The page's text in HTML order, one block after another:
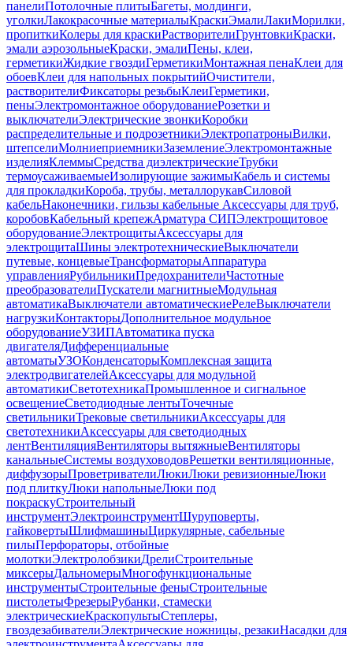
панелиПотолочные плитыБагеты, молдинги,
уголкиЛакокрасочные материалыКраскиЭмалиЛакиМорилки,
пропиткиКолеры для краскиРастворителиГрунтовкиКраски,
эмали аэрозольныеКраски, эмалиПены, клеи,
герметикиЖидкие гвоздиГерметикиМонтажная пенаКлеи для
обоевКлеи для напольных покрытийОчистители,
растворителиФиксаторы резьбыКлеиГерметики,
пеныЭлектромонтажное оборудованиеРозетки и
выключателиЭлектрические звонкиКоробки
распределительные и подрозетникиЭлектропатроныВилки,
штепселиМолниеприемникиЗаземлениеЭлектромонтажные
изделияКлеммыСредства диэлектрическиеТрубки
термоусаживаемыеИзолирующие зажимыКабель и системы
для прокладкиКороба, трубы, металлорукавСиловой
кабельНаконечники, гильзы кабельные Аксессуары для труб,
коробовКабельный крепежАрматура СИПЭлектрощитовое
оборудованиеЭлектрощитыАксессуары для
электрощитаШины электротехническиеВыключатели
путевые, концевыеТрансформаторыАппаратура
управленияРубильникиПредохранителиЧастотные
преобразователиПускатели магнитныеМодульная
автоматикаВыключатели автоматическиеРелеВыключатели
нагрузкиКонтакторыДополнительное модульное
оборудованиеУЗИПАвтоматика пуска
двигателяДифференциальные
автоматыУЗОКонденсаторыКомплексная защита
электродвигателейАксессуары для модульной
автоматикиСветотехникаПромышленное и сигнальное
освещениеСветодиодные лентыТочечные
светильникиТрековые светильникиАксессуары для
светотехникиАксессуары для светодиодных
лентВентиляцияВентиляторы вытяжныеВентиляторы
канальныеСистемы воздуховодовРешетки вентиляционные,
диффузорыПроветривателиЛюкиЛюки ревизионныеЛюки
под плиткуЛюки напольныеЛюки под
покраскуСтроительный
инструментЭлектроинструментШуруповерты,
гайковертыШлифмашиныЦиркулярные, сабельные
пилыПерфораторы, отбойные
молоткиЭлектролобзикиДрелиСтроительные
миксерыДальномерыМногофункциональные
инструментыСтроительные феныСтроительные
пистолетыФрезерыРубанки, стамески
электрическиеКраскопультыСтеплеры,
гвоздезабивателиЭлектрические ножницы, резакиНасадки для